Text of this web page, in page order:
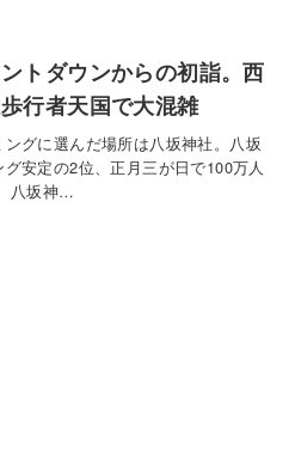
トダウンからの初詣。西
行者天国で大混雑
グに選んだ場所は八坂神社。八坂
安定の2位、正月三が日で100万人
八坂神…